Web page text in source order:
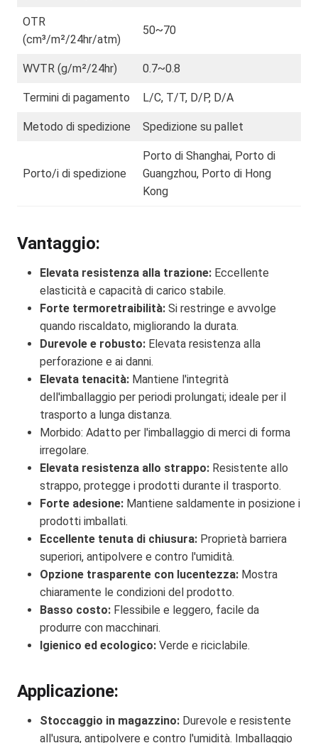
OTR
(cm³/m²/24hr/atm)
50~70
WVTR (g/m²/24hr) 0.7~0.8
Termini di pagamento L/C, T/T, D/P, D/A
Metodo di spedizione Spedizione su pallet
Porto/i di spedizione
Porto di Shanghai, Porto di
Guangzhou, Porto di Hong
Kong
Vantaggio:
Elevata resistenza alla trazione: Eccellente
elasticità e capacità di carico stabile.
Forte termoretraibilità: Si restringe e avvolge
quando riscaldato, migliorando la durata.
Durevole e robusto: Elevata resistenza alla
perforazione e ai danni.
Elevata tenacità: Mantiene l'integrità
dell'imballaggio per periodi prolungati; ideale per il
trasporto a lunga distanza.
Morbido: Adatto per l'imballaggio di merci di forma
irregolare.
Elevata resistenza allo strappo: Resistente allo
strappo, protegge i prodotti durante il trasporto.
Forte adesione: Mantiene saldamente in posizione i
prodotti imballati.
Eccellente tenuta di chiusura: Proprietà barriera
superiori, antipolvere e contro l'umidità.
Opzione trasparente con lucentezza: Mostra
chiaramente le condizioni del prodotto.
Basso costo: Flessibile e leggero, facile da
produrre con macchinari.
Igienico ed ecologico: Verde e riciclabile.
Applicazione:
Stoccaggio in magazzino: Durevole e resistente
all'usura, antipolvere e contro l'umidità. Imballaggio